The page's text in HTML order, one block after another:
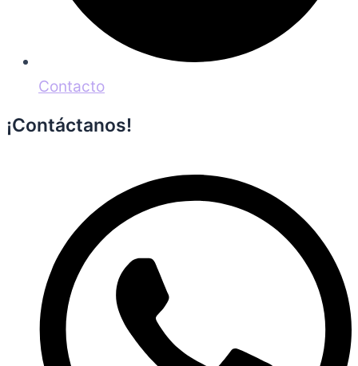
Contacto
¡Contáctanos!